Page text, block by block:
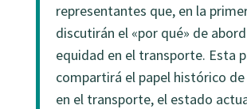
representantes que, en la
discutirán el «por qué» de
equidad en el transporte. Esta
compartirá el papel histórico
en el transporte, el estado